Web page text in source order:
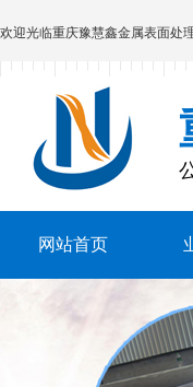
欢迎光临重庆豫慧鑫金属表面处
网站首页